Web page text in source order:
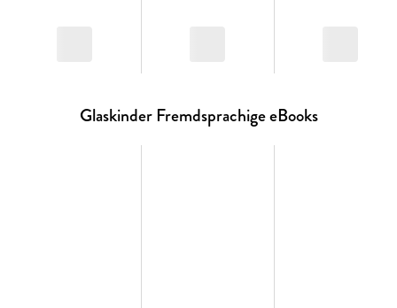
Glaskinder Fremdsprachige eBooks